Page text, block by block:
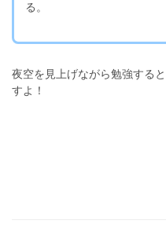
る。
夜空を見上げながら勉強する
すよ！